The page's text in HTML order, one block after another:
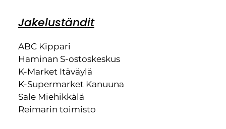
Jakeluständit
ABC Kippari
Haminan S-ostoskeskus
K-Market Itäväylä
K-Supermarket Kanuuna
Sale Miehikkälä
Reimarin toimisto